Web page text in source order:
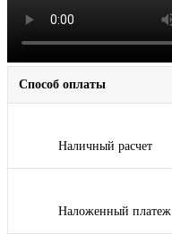
Способ оплаты
Наличный расчет
Наложенный платеж